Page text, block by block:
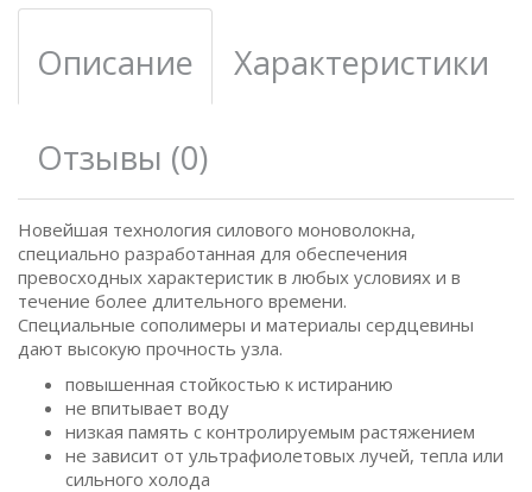
Описание Характеристики
Отзывы (0)
Новейшая технология силового моноволокна,
специально разработанная для обеспечения
превосходных характеристик в любых условиях и в
течение более длительного времени.
Специальные сополимеры и материалы сердцевины
дают высокую прочность узла.
повышенная стойкостью к истиранию
не впитывает воду
низкая память с контролируемым растяжением
не зависит от ультрафиолетовых лучей, тепла или
сильного холода